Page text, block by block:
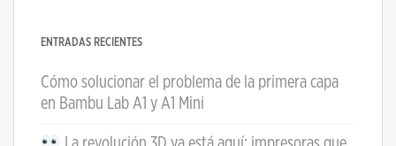
ENTRADAS RECIENTES
Cómo solucionar el problema de la primera capa
en Bambu Lab A1 y A1 Mini